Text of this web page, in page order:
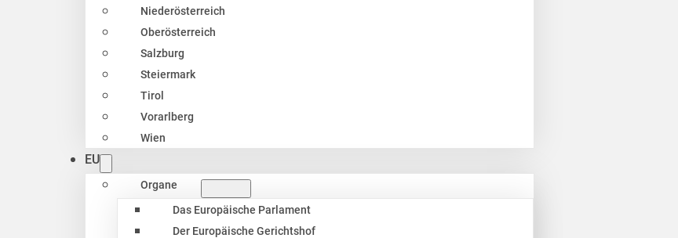
Niederösterreich
Oberösterreich
Salzburg
Steiermark
Tirol
Vorarlberg
Wien
EU
Organe
Das Europäische Parlament
Der Europäische Gerichtshof